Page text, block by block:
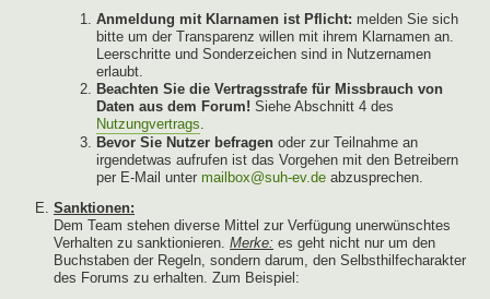
Anmeldung mit Klarnamen ist Pflicht: melden Sie sich
bitte um der Transparenz willen mit ihrem Klarnamen an.
Leerschritte und Sonderzeichen sind in Nutzernamen
erlaubt.
Beachten Sie die Vertragsstrafe für Missbrauch von
Daten aus dem Forum! Siehe Abschnitt 4 des
Nutzungvertrags.
Bevor Sie Nutzer befragen oder zur Teilnahme an
irgendetwas aufrufen ist das Vorgehen mit den Betreibern
per E-Mail unter mailbox@suh-ev.de abzusprechen.
Sanktionen:
Dem Team stehen diverse Mittel zur Verfügung unerwünschtes
Verhalten zu sanktionieren. Merke: es geht nicht nur um den
Buchstaben der Regeln, sondern darum, den Selbsthilfecharakter
des Forums zu erhalten. Zum Beispiel: